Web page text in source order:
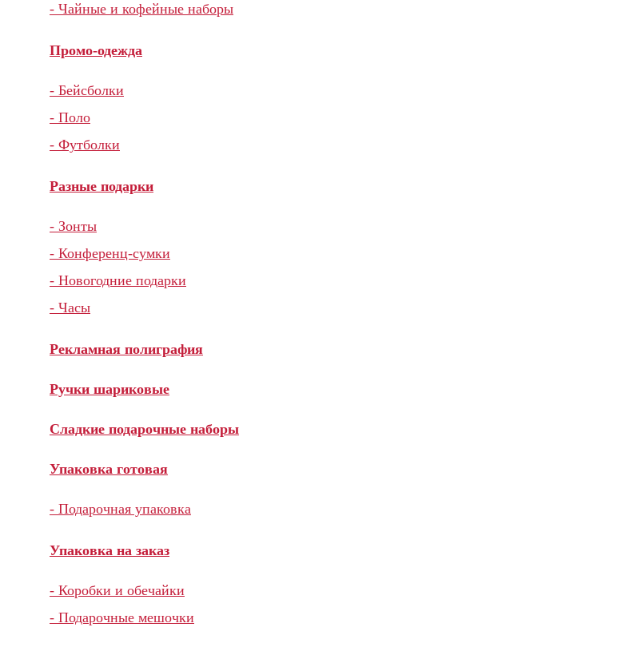
- Чайные и кофейные наборы
Промо-одежда
- Бейсболки
- Поло
- Футболки
Разные подарки
- Зонты
- Конференц-сумки
- Новогодние подарки
- Часы
Рекламная полиграфия
Ручки шариковые
Сладкие подарочные наборы
Упаковка готовая
- Подарочная упаковка
Упаковка на заказ
- Коробки и обечайки
- Подарочные мешочки